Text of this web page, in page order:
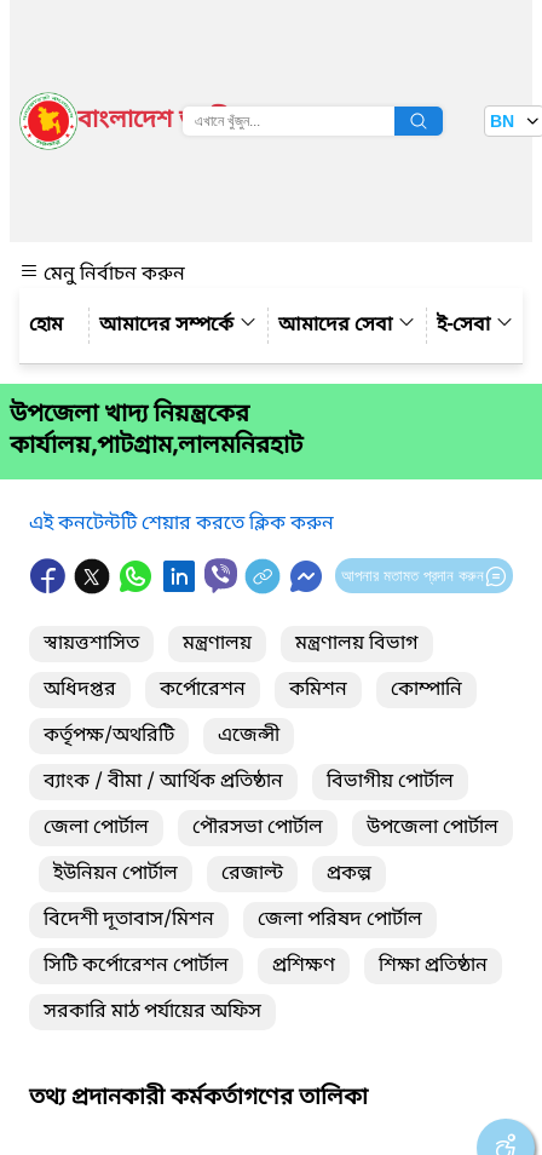
বাংলাদেশ জাতীয় তথ্য বাতায়ন BN
মেনু নির্বাচন করুন
আমাদের সম্পর্কে
আমাদের সেবা ই-সেবা
উপজেলা খাদ্য নিয়ন্ত্রকের
কার্যালয়,পাটগ্রাম,লালমনিরহাট
এই কনটেন্টটি শেয়ার করতে ক্লিক করুন
আপনার মতামত প্রদান করুন
স্বায়ত্তশাসিত মন্ত্রণালয়
মন্ত্রণালয় বিভাগ
অধিদপ্তর
কর্পোরেশন কমিশন
কোম্পানি
কর্তৃপক্ষ/অথরিটি
এজেন্সী
ব্যাংক / বীমা / আর্থিক প্রতিষ্ঠান
বিভাগীয় পোর্টাল
জেলা পোর্টাল
পৌরসভা পোর্টাল
উপজেলা পোর্টাল
ইউনিয়ন পোর্টাল
রেজাল্ট
প্রকল্প
বিদেশী দূতাবাস/মিশন
জেলা পরিষদ পোর্টাল
সিটি কর্পোরেশন পোর্টাল
প্রশিক্ষণ
শিক্ষা প্রতিষ্ঠান
সরকারি মাঠ পর্যায়ের অফিস
তথ্য প্রদানকারী কর্মকর্তাগণের তালিকা